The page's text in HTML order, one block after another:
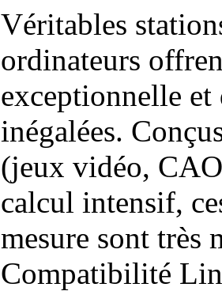
Véritables
ordinateurs
exceptionnelle et
inégalées.
(jeux vidéo,
calcul intensif,
mesure sont très
Compatibilité